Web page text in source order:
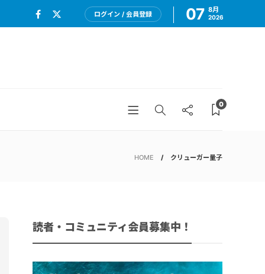
ログイン / 会員登録 07 8月
2026
0
HOME クリューガー量子
読者・コミュニティ会員募集中！